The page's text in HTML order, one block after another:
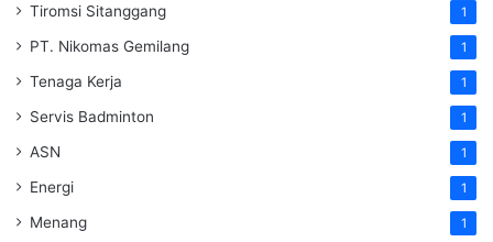
Tiromsi Sitanggang 1
PT. Nikomas Gemilang 1
Tenaga Kerja 1
Servis Badminton 1
ASN 1
Energi 1
Menang 1